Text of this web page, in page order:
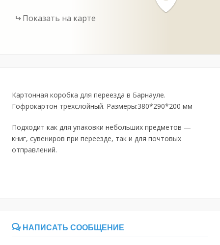
Показать на карте
Картонная коробка для переезда в Барнауле.
Гофрокартон трехслойный. Размеры:380*290*200 мм
Подходит как для упаковки небольших предметов —
книг, сувениров при переезде, так и для почтовых
отправлений.
НАПИСАТЬ СООБЩЕНИЕ